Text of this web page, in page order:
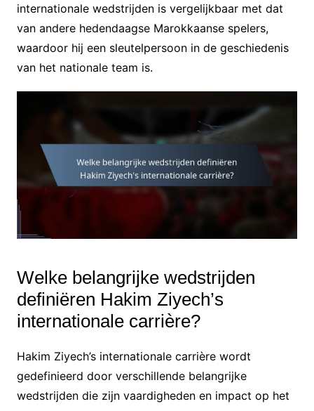
internationale wedstrijden is vergelijkbaar met dat
van andere hedendaagse Marokkaanse spelers,
waardoor hij een sleutelpersoon in de geschiedenis
van het nationale team is.
Welke belangrijke wedstrijden
definiëren Hakim Ziyech’s
internationale carrière?
Hakim Ziyech’s internationale carrière wordt
gedefinieerd door verschillende belangrijke
wedstrijden die zijn vaardigheden en impact op het